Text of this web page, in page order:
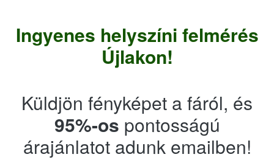
Ingyenes helyszíni felmérés
Újlakon!
Küldjön fényképet a fáról, és
95%-os pontosságú
árajánlatot adunk emailben!